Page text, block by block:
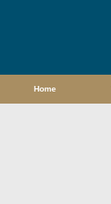
Home